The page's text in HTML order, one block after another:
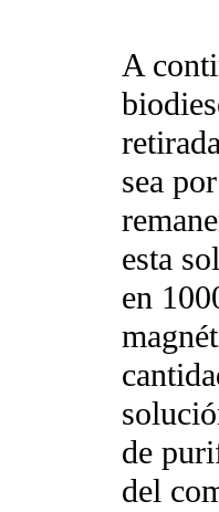
A
sea
esta
en
de
del